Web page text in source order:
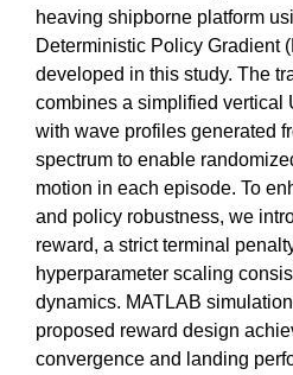
heaving shipborne platform
Deterministic Policy Gradient
developed in this study. The
combines a simplified vertical
with wave profiles generated
spectrum to enable
motion in each episode. To
and policy robustness, we
reward, a strict terminal
hyperparameter scaling
dynamics. MATLAB
proposed reward design
convergence and landing